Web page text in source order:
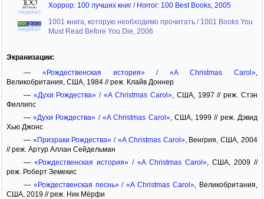
лауреат
Хоррор: 100 лучших книг / Horror: 100 Best Books, 2005
лауреат
1001 книга, которую необходимо прочитать / 1001 Books You
Must Read Before You Die, 2006
Экранизации:
— «Рождественская история» / «A Christmas Carol»
Великобритания, США, 1984 // реж. Клайв Доннер
— «Духи Рождества» / «A Christmas Carol», США, 1997 // реж. Стэн
Филлипс
—«Духи Рождества» / «A Christmas Carol», США, 1999 // реж. Дэвид
Хью Джонс
— «Призраки Рождества» / «A Christmas Carol», Венгрия, США, 2004
// реж. Артур Аллан Сейдельман
— «Рождественская история» / «A Christmas Carol», США, 2009 //
реж. Роберт Земекис
— «Рождественская песнь» / «A Christmas Carol» , Великобритания,
США, 2019 // реж. Ник Мёрфи